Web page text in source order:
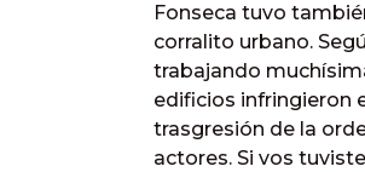
Fonseca tuvo
corralito urbano.
trabajando
edificios infringieron
trasgresión de la
actores. Si vos